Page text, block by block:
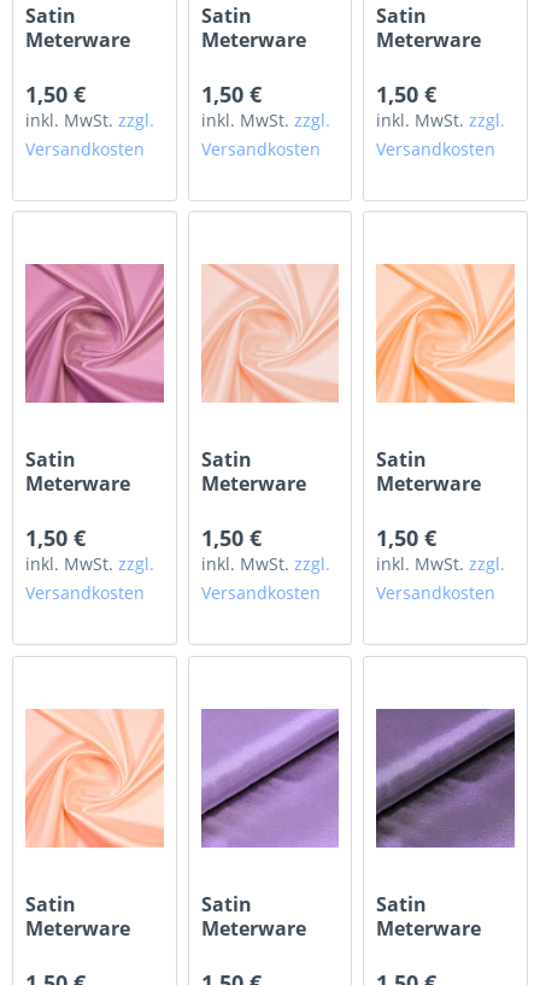
Satin
Meterware
1,50 €
inkl. MwSt.zzgl.
Versandkosten
Satin
Meterware
1,50 €
inkl. MwSt. zzgl.
Versandkosten
Satin
Meterware
1,50 €
inkl. MwSt.zzgl.
Versandkosten
Satin
Meterware
1,50 €
inkl. MwSt.zzgl.
Versandkosten
Satin
Meterware
1,50 €
inkl. MwSt. zzgl.
Versandkosten
Satin
Meterware
1,50 €
inkl. MwSt.zzgl.
Versandkosten
Satin
Meterware
Satin
Meterware
Satin
Meterware